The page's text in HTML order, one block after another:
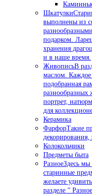
Шкатулки
выполнены из
подарком.
хранения
и в наше время.
ЖивописьВ
маслом. Каждое
подобранная
разнообразных
портрет,
для
Керамика
ФарфорТакие
Колокольчики
Предметы быта
РазноеЗдесь мы
старинные
желаете
разделе ”